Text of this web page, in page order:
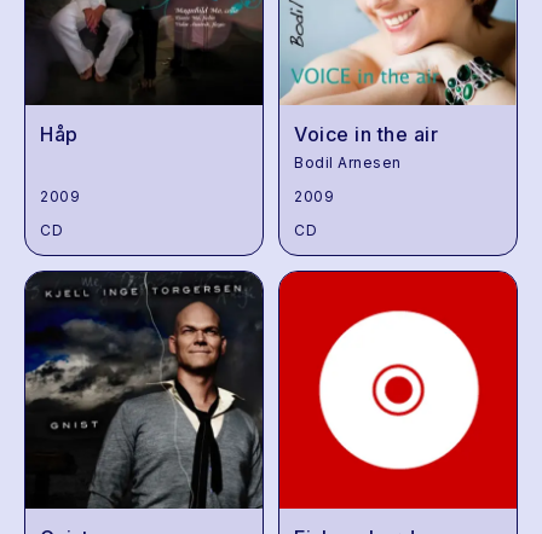
Håp
2009
CD
Voice in the air
Bodil Arnesen
2009
CD